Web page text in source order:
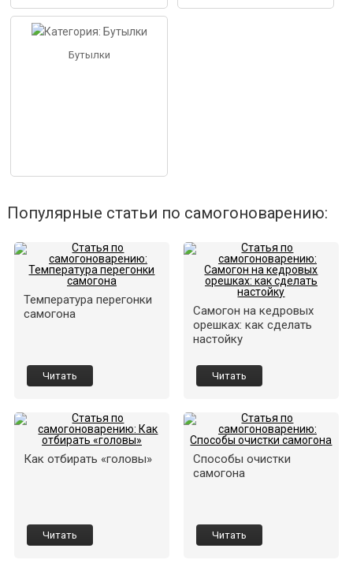
Бутылки
Популярные статьи по самогоноварению:
Температура перегонки
самогона
Читать
Самогон на кедровых
орешках: как сделать
настойку
Читать
Как отбирать «головы»
Читать
Способы очистки
самогона
Читать